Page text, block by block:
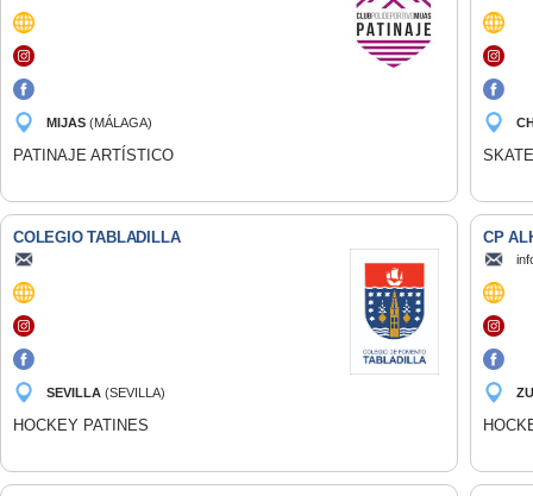
MIJAS (MÁLAGA)
PATINAJE ARTÍSTICO
COLEGIO TABLADILLA
SEVILLA (SEVILLA)
HOCKEY PATINES
CP